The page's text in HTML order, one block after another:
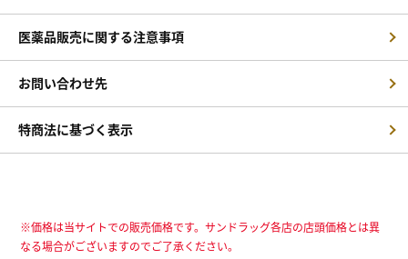
医薬品販売に関する注意事項
お問い合わせ先
特商法に基づく表示
※価格は当サイトでの販売価格です。サンドラッグ各店の店頭価格とは異
なる場合がございますのでご了承ください。